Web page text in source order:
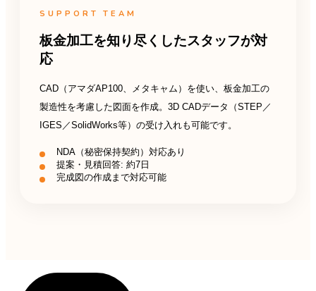
SUPPORT TEAM
板金加工を知り尽くしたスタッフが対
応
CAD（アマダAP100、メタキャム）を使い、板金加工の
製造性を考慮した図面を作成。3D CADデータ（STEP／
IGES／SolidWorks等）の受け入れも可能です。
NDA（秘密保持契約）対応あり
提案・見積回答: 約7日
完成図の作成まで対応可能